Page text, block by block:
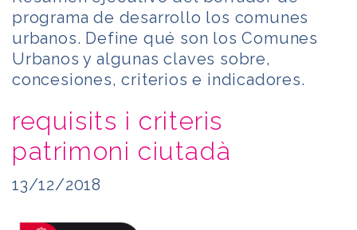
programa de desarrollo los comunes
urbanos. Define qué son los Comunes
Urbanos y algunas claves sobre,
concesiones, criterios e indicadores.
requisits i criteris
patrimoni ciutadà
13/12/2018